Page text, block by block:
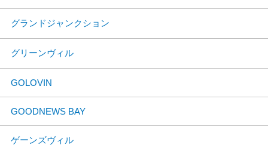
グランドジャンクション
グリーンヴィル
GOLOVIN
GOODNEWS BAY
ゲーンズヴィル